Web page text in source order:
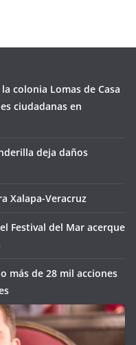
colonia Lomas de Casa
ciudadanas en
deja daños
Xalapa-Veracruz
Festival del Mar acerque
más de 28 mil acciones